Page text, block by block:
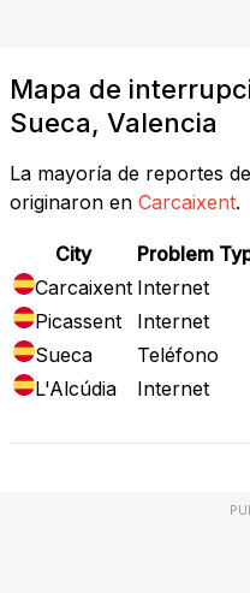
Mapa de
Sueca, Valencia
La mayoría de reportes
originaron en Carcaixent.
City Problem
Carcaixent Internet
Picassent
Internet
Sueca
Teléfono
L'Alcúdia
Internet